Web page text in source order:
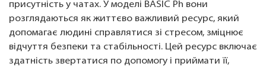
присутність у чатах. У моделі BASIC Ph вони
розглядаються як життєво важливий ресурс, який
допомагає людині справлятися зі стресом, зміцнює
відчуття безпеки та стабільності. Цей ресурс включає
здатність звертатися по допомогу і приймати її,